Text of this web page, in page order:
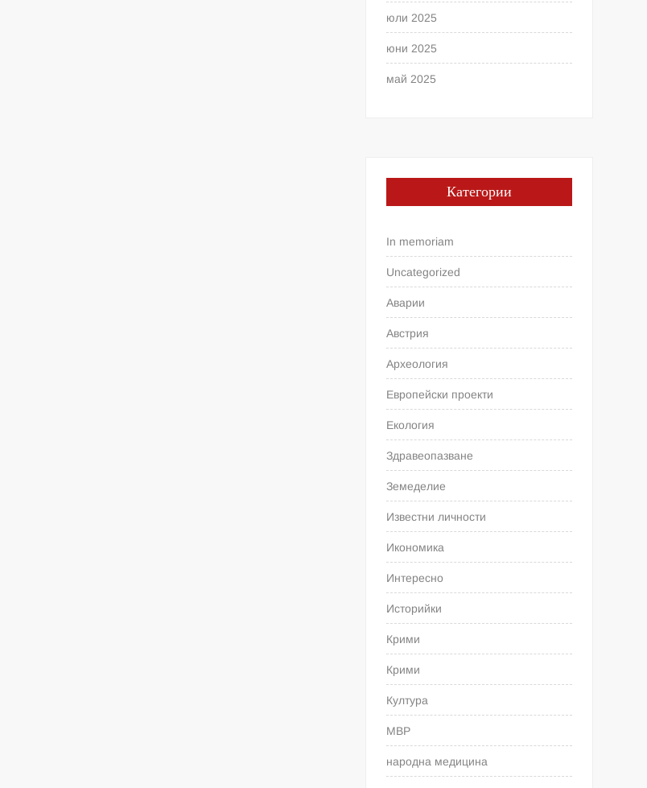
юли 2025
юни 2025
май 2025
Категории
In memoriam
Uncategorized
Аварии
Австрия
Археология
Европейски проекти
Екология
Здравеопазване
Земеделие
Известни личности
Икономика
Интересно
Историйки
Крими
Крими
Култура
МВР
народна медицина